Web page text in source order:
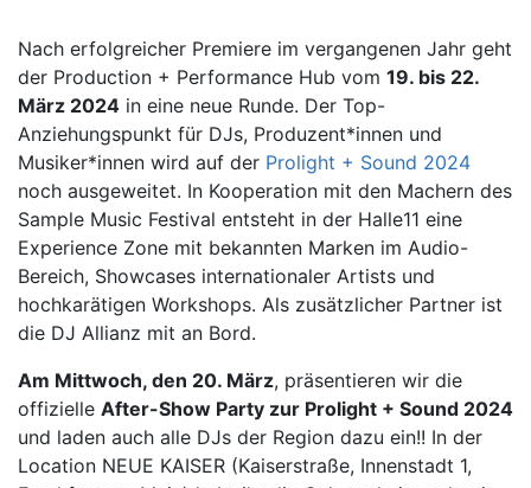
Nach erfolgreicher Premiere im vergangenen Jahr geht
der Production + Performance Hub vom 19. bis 22.
März 2024 in eine neue Runde. Der Top-
Anziehungspunkt für DJs, Produzent*innen und
Musiker*innen wird auf der Prolight + Sound 2024
noch ausgeweitet. In Kooperation mit den Machern des
Sample Music Festival entsteht in der Halle11 eine
Experience Zone mit bekannten Marken im Audio-
Bereich, Showcases internationaler Artists und
hochkarätigen Workshops. Als zusätzlicher Partner ist
die DJ Allianz mit an Bord.
Am Mittwoch, den 20. März, präsentieren wir die
offizielle After-Show Party zur Prolight + Sound 2024
und laden auch alle DJs der Region dazu ein!! In der
Location NEUE KAISER (Kaiserstraße, Innenstadt 1,